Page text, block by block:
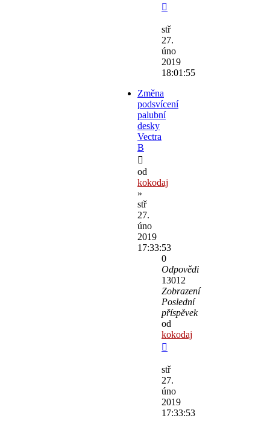
stř
27.
úno
2019
18:01:55
Změna
podsvícení
palubní
desky
Vectra
B
od
kokodaj
»
stř
27.
úno
2019
17:33:53
0
Odpovědi
13012
Zobrazení
Poslední
příspěvek
od
kokodaj
stř
27.
úno
2019
17:33:53